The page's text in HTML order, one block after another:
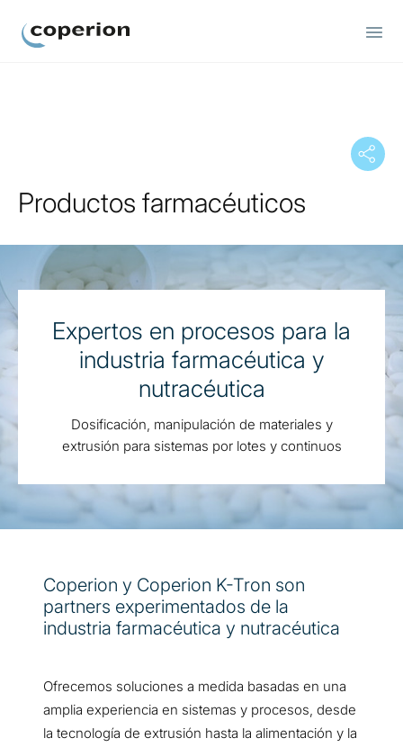
Productos farmacéuticos
Expertos en procesos para la
industria farmacéutica y
nutracéutica
Dosificación, manipulación de materiales y
extrusión para sistemas por lotes y continuos
Coperion y Coperion K-Tron son
partners experimentados de la
industria farmacéutica y nutracéutica
Ofrecemos soluciones a medida basadas en una
amplia experiencia en sistemas y procesos, desde
la tecnología de extrusión hasta la alimentación y la